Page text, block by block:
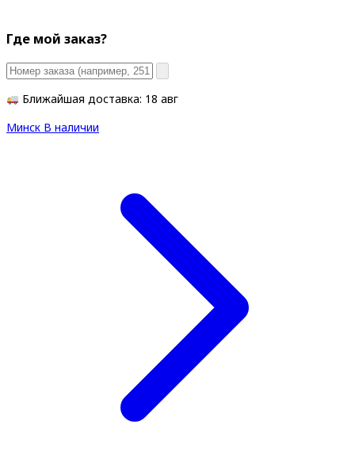
Где мой заказ?
Ближайшая доставка: 18 авг
Минск В наличии